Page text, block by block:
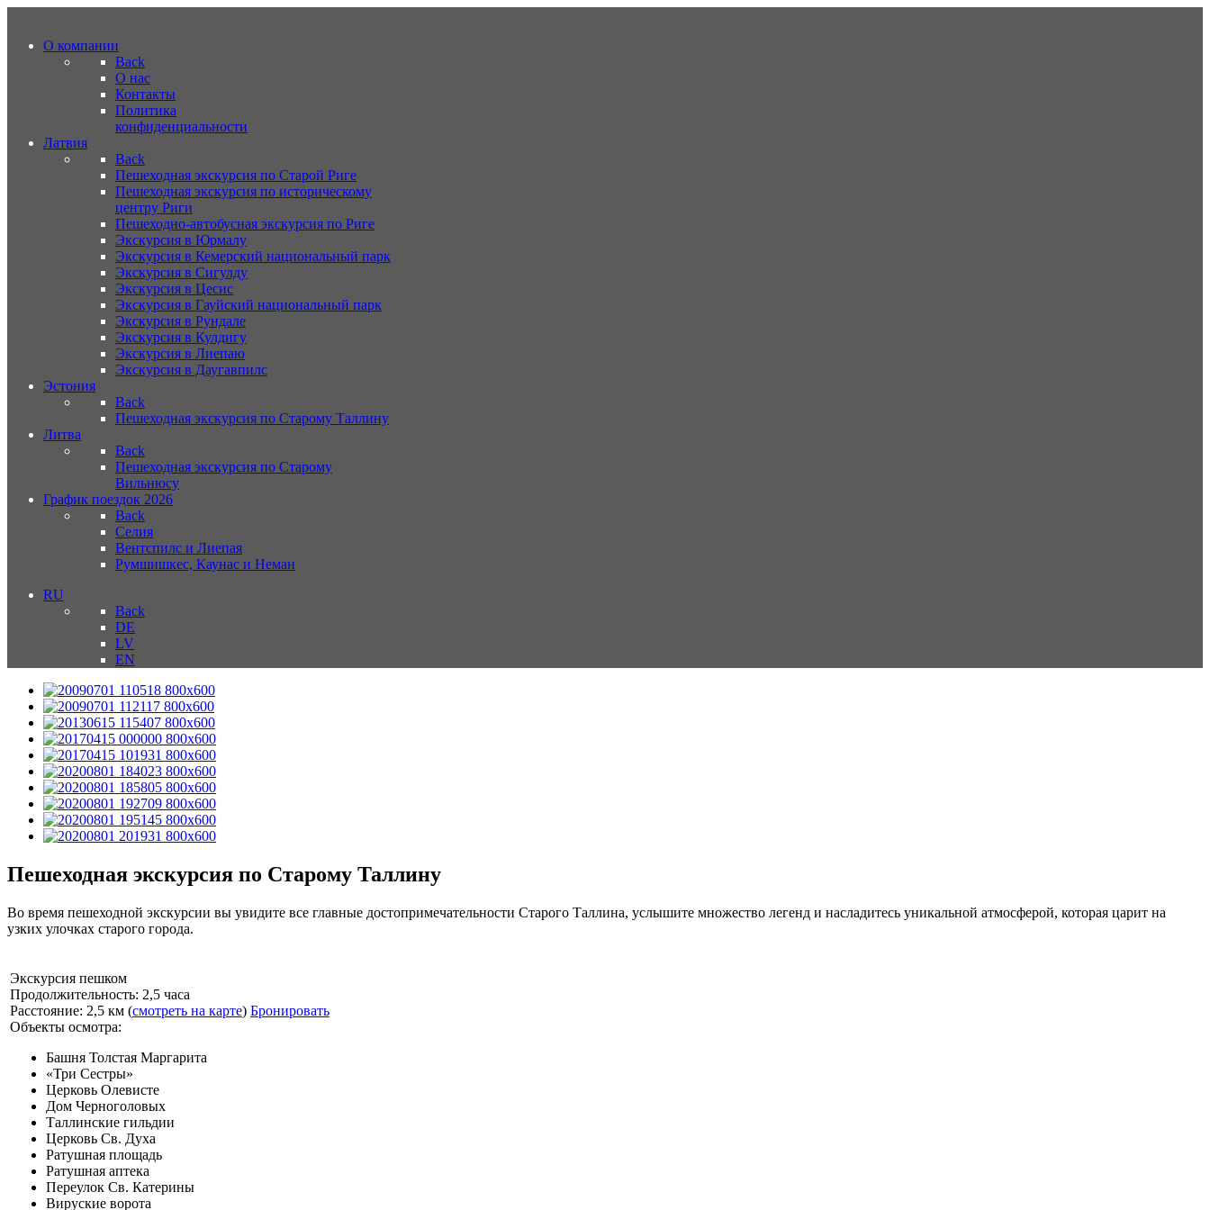
О компании
Back
О нас
Контакты
Политика
конфиденциальности
Латвия
Back
Пешеходная экскурсия по Старой Риге
Пешеходная экскурсия по историческому
центру Риги
Пешеходно-автобусная экскурсия по Риге
Экскурсия в Юрмалу
Экскурсия в Кемерский национальный парк
Экскурсия в Сигулду
Экскурсия в Цесис
Экскурсия в Гауйский национальный парк
Экскурсия в Рундале
Экскурсия в Кулдигу
Экскурсия в Лиепаю
Экскурсия в Даугавпилс
Эстония
Back
Пешеходная экскурсия по Старому Таллину
Литва
Back
Пешеходная экскурсия по Старому
Вильнюсу
График поездок 2026
Back
Селия
Вентспилс и Лиепая
Румшишкес, Каунас и Неман
RU
Back
DE
LV
EN
Пешеходная экскурсия по Старому Таллину
Во время пешеходной экскурсии вы увидите все главные достопримечательности Старого Таллина, услышите множество легенд и насладитесь уникальной атмосферой, которая царит на
узких улочках старого города.
Экскурсия пешком
Продолжительность: 2,5 часа
Расстояние: 2,5 км (смотреть на карте)
Объекты осмотра:
Башня Толстая Маргарита
«Три Сестры»
Церковь Олевисте
Дом Черноголовых
Таллинские гильдии
Церковь Св. Духа
Ратушная площадь
Ратушная аптека
Переулок Св. Катерины
Вируские ворота
Бронировать